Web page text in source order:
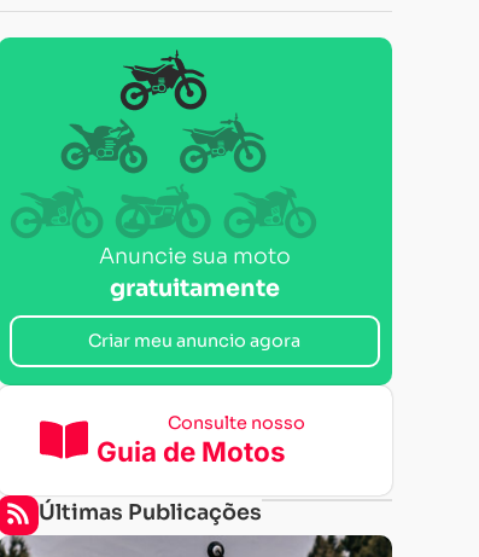
Anuncie sua moto
gratuitamente
Criar meu anuncio agora
Consulte nosso
Guia de Motos
Últimas Publicações